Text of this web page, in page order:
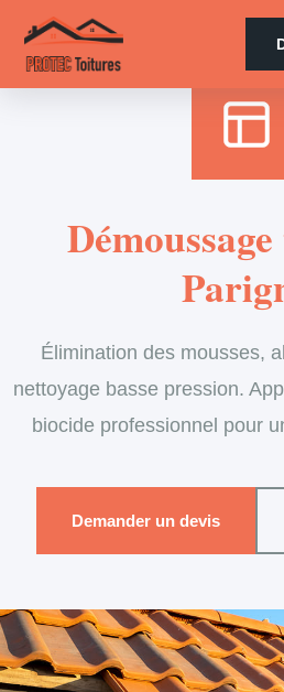
Élimination des mousses,
nettoyage basse pression.
biocide professionnel pour
Demander un devis